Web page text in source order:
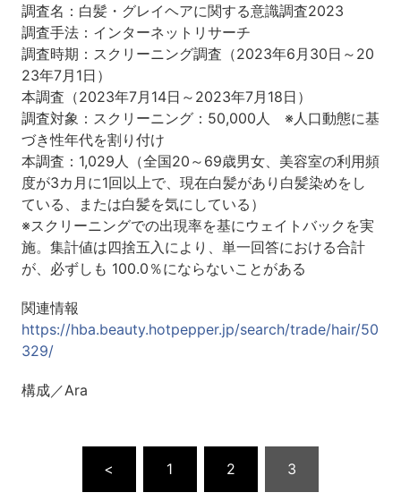
調査名：白髪・グレイヘアに関する意識調査2023
調査手法：インターネットリサーチ
調査時期：スクリーニング調査（2023年6月30日～20
23年7月1日）
本調査（2023年7月14日～2023年7月18日）
調査対象：スクリーニング：50,000人 ※人口動態に基
づき性年代を割り付け
本調査：1,029人（全国20～69歳男女、美容室の利用頻
度が3カ月に1回以上で、現在白髪があり白髪染めをし
ている、または白髪を気にしている）
※スクリーニングでの出現率を基にウェイトバックを実
施。集計値は四捨五入により、単一回答における合計
が、必ずしも 100.0％にならないことがある
関連情報
https://hba.beauty.hotpepper.jp/search/trade/hair/50
329/
構成／Ara
< 1 2 3